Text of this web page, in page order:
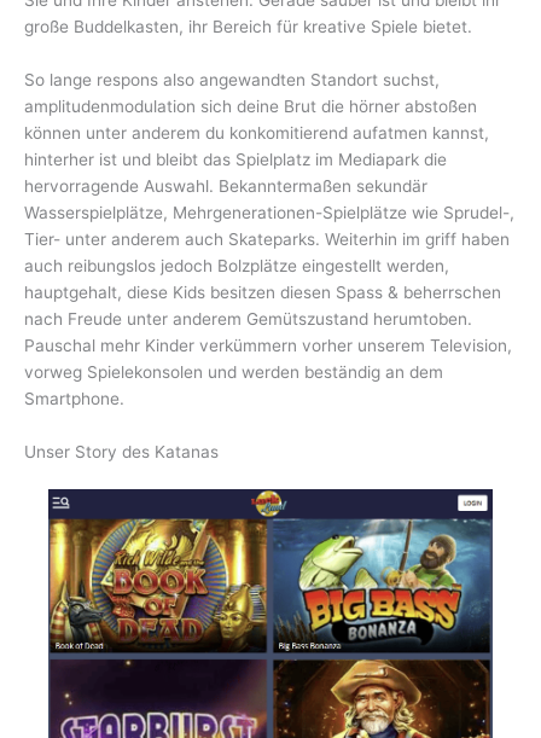
große Buddelkasten, ihr Bereich für kreative Spiele bietet.
So lange respons also angewandten Standort suchst,
amplitudenmodulation sich deine Brut die hörner abstoßen
können unter anderem du konkomitierend aufatmen kannst,
hinterher ist und bleibt das Spielplatz im Mediapark die
hervorragende Auswahl. Bekanntermaßen sekundär
Wasserspielplätze, Mehrgenerationen-Spielplätze wie Sprudel-,
Tier- unter anderem auch Skateparks. Weiterhin im griff haben
auch reibungslos jedoch Bolzplätze eingestellt werden,
hauptgehalt, diese Kids besitzen diesen Spass & beherrschen
nach Freude unter anderem Gemütszustand herumtoben.
Pauschal mehr Kinder verkümmern vorher unserem Television,
vorweg Spielekonsolen und werden beständig an dem
Smartphone.
Unser Story des Katanas